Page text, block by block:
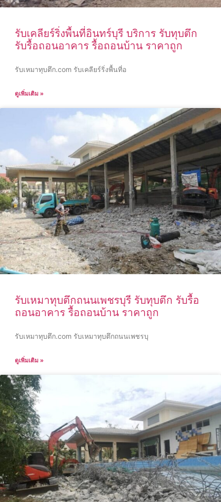
รับเคลียร์ริ่งพื้นที่อินทร์บุรี บริการ รับทุบตึก
รับรื้อถอนอาคาร รื้อถอนบ้าน ราคาถูก
รับเหมาทุบตึก.com รับเคลียร์ริ่งพื้นที่อ
ดูเพิ่มเติม »
รับเหมาทุบตึกถนนเพชรบุรี รับทุบตึก รับรื้อ
ถอนอาคาร รื้อถอนบ้าน ราคาถูก
รับเหมาทุบตึก.com รับเหมาทุบตึกถนนเพชรบุ
ดูเพิ่มเติม »